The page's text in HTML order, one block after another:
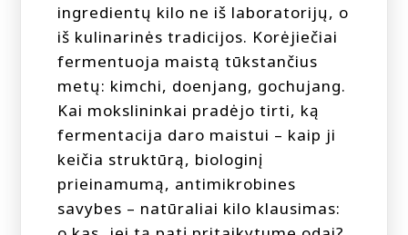
ingredientų kilo ne iš laboratorijų, o
iš kulinarinės tradicijos. Korėjiečiai
fermentuoja maistą tūkstančius
metų: kimchi, doenjang, gochujang.
Kai mokslininkai pradėjo tirti, ką
fermentacija daro maistui – kaip ji
keičia struktūrą, biologinį
prieinamumą, antimikrobines
savybes – natūraliai kilo klausimas: